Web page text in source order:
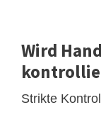
Wird
Strikte